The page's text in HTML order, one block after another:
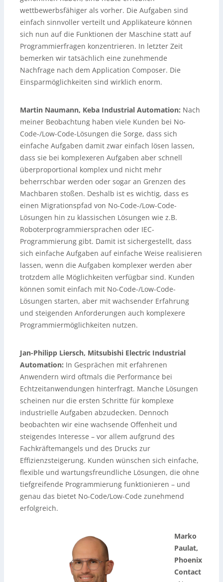
wettbewerbsfähiger als vorher. Die Aufgaben sind
einfach sinnvoller verteilt und Applikateure können
sich nun auf die Funktionen der Maschine statt auf
Programmierfragen konzentrieren. In letzter Zeit
bemerken wir tatsächlich eine zunehmende
Nachfrage nach dem Application Composer. Die
Einsparmöglichkeiten sind wirklich enorm.
Martin Naumann, Keba Industrial Automation: Nach
meiner Beobachtung haben viele Kunden bei No-
Code-/Low-Code-Lösungen die Sorge, dass sich
einfache Aufgaben damit zwar einfach lösen lassen,
dass sie bei komplexeren Aufgaben aber schnell
überproportional komplex und nicht mehr
beherrschbar werden oder sogar an Grenzen des
Machbaren stoßen. Deshalb ist es wichtig, dass es
einen Migrationspfad von No-Code-/Low-Code-
Lösungen hin zu klassischen Lösungen wie z.B.
Roboterprogrammiersprachen oder IEC-
Programmierung gibt. Damit ist sichergestellt, dass
sich einfache Aufgaben auf einfache Weise realisieren
lassen, wenn die Aufgaben komplexer werden aber
trotzdem alle Möglichkeiten verfügbar sind. Kunden
können somit einfach mit No-Code-/Low-Code-
Lösungen starten, aber mit wachsender Erfahrung
und steigenden Anforderungen auch komplexere
Programmiermöglichkeiten nutzen.
Jan-Philipp Liersch, Mitsubishi Electric Industrial
Automation: In Gesprächen mit erfahrenen
Anwendern wird oftmals die Performance bei
Echtzeitanwendungen hinterfragt. Manche Lösungen
scheinen nur die ersten Schritte für komplexe
industrielle Aufgaben abzudecken. Dennoch
beobachten wir eine wachsende Offenheit und
steigendes Interesse – vor allem aufgrund des
Fachkräftemangels und des Drucks zur
Effizienzsteigerung. Kunden wünschen sich einfache,
flexible und wartungsfreundliche Lösungen, die ohne
tiefgreifende Programmierung funktionieren – und
genau das bietet No-Code/Low-Code zunehmend
erfolgreich.
Marko
Paulat,
Phoenix
Contact